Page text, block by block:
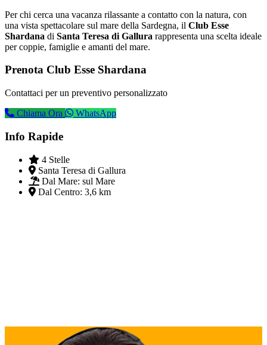
Per chi cerca una vacanza rilassante a contatto con la natura, con
una vista spettacolare sul mare della Sardegna, il Club Esse
Shardana di Santa Teresa di Gallura rappresenta una scelta ideale
per coppie, famiglie e amanti del mare.
Prenota Club Esse Shardana
Contattaci per un preventivo personalizzato
Chiama Ora
WhatsApp
Info Rapide
4 Stelle
Santa Teresa di Gallura
Dal Mare: sul Mare
Dal Centro: 3,6 km